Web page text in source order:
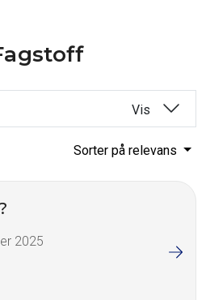
Vis
Sorter på relevans
2025